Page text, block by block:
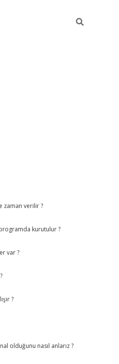
zaman verilir ?
programda kurutulur ?
var ?
?
olduğunu nasıl anlarız ?